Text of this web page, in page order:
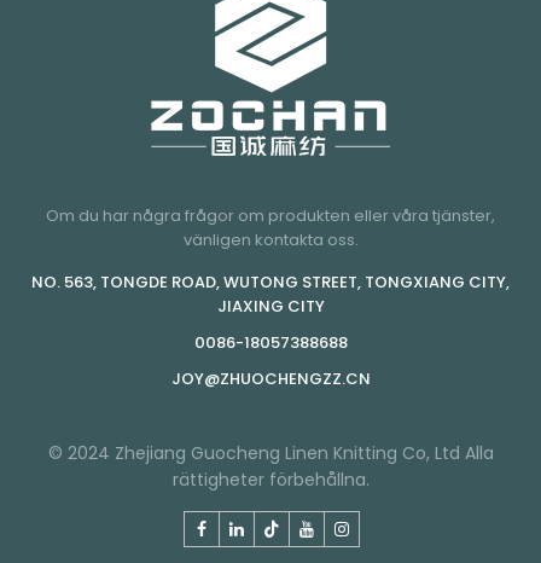
Om du har några frågor om produkten eller våra tjänster,
vänligen kontakta oss.
NO. 563, TONGDE ROAD, WUTONG STREET, TONGXIANG CITY,
JIAXING CITY
0086-18057388688
JOY@ZHUOCHENGZZ.CN
© 2024 Zhejiang Guocheng Linen Knitting Co, Ltd Alla
rättigheter förbehållna.
